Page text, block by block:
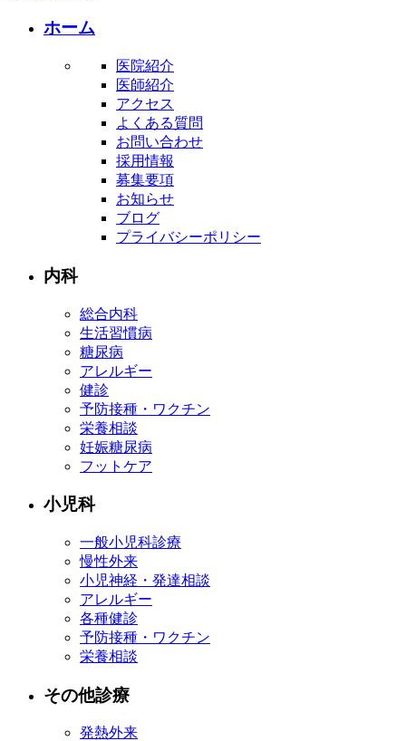
ホーム
医院紹介
医師紹介
アクセス
よくある質問
お問い合わせ
採用情報
募集要項
お知らせ
ブログ
プライバシーポリシー
内科
総合内科
生活習慣病
糖尿病
アレルギー
健診
予防接種・ワクチン
栄養相談
妊娠糖尿病
フットケア
小児科
一般小児科診療
慢性外来
小児神経・発達相談
アレルギー
各種健診
予防接種・ワクチン
栄養相談
その他診療
発熱外来